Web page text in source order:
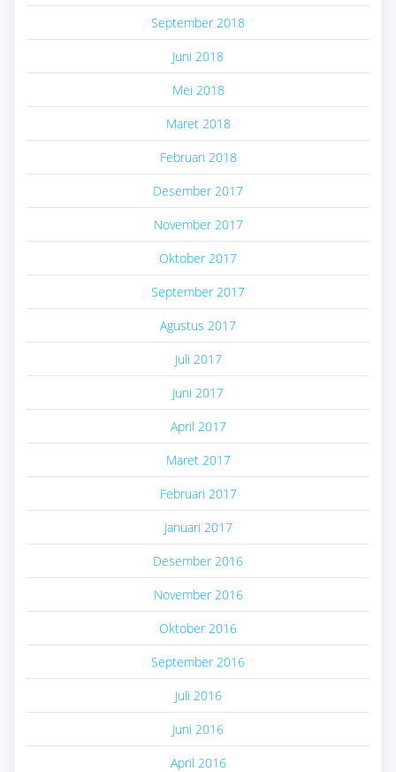
September 2018
Juni 2018
Mei 2018
Maret 2018
Februari 2018
Desember 2017
November 2017
Oktober 2017
September 2017
Agustus 2017
Juli 2017
Juni 2017
April 2017
Maret 2017
Februari 2017
Januari 2017
Desember 2016
November 2016
Oktober 2016
September 2016
Juli 2016
Juni 2016
April 2016